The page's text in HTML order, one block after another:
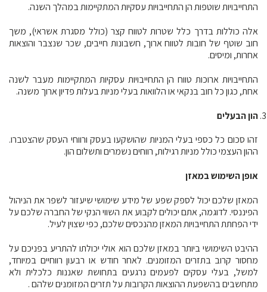
התחייבויות שוטפותהן התחייבויות עסקיות המתקיימות במהלך השנה.
אלה כוללות בדרך כלל שטרות לטווח קצר (כולל מסגרת אשראי), משך
חוב שוטף של חובות לטווח ארוך, חשבונות חייבים, שכר שנצבר והוצאות
אחרות, ומיסים.
התחייבויות ארוכות טווחהן התחייבויות עסקיות המתקיימות מעבר לשנה
אחת, כגון כל חוב בנקאי או הלוואות בעלי מניות בעלות פדיון ארוך משנה.
הון הבעלים
זהו סכום כל כספי בעלי המניות שהושקעו בעסק ורווחי העסק שהצטברו.
ההון העצמי כולל מניות רגילות, רווחים נשמרים ותשלום הון.
אופן השימוש במאזן
המאזן שלכם יכול לספק שפע של מידע שימושי שיעזור לשפר את הניהול
הפיננסי. לדוגמה, אתם יכולים לקבוע את השווי הנקי של החברה שלכם על
ידי הפחתת התחייבויות המאזן מהנכסים שלכם, כפי שצוין לעיל.
ההיבט השימושי ביותר במאזן שלכם הוא אולי יכולתו להתריע בפניכם על
מחסור קרוב בתזרים המזומנים. לאחר חודש או רבעון רווחיים במיוחד,
למשל, בעלי עסקים לפעמים נרגעים בתחושת שאננות כלכלית ולא
מתחשבים בהשפעת ההוצאות הקרובות על תזרים המזומנים שלהם .